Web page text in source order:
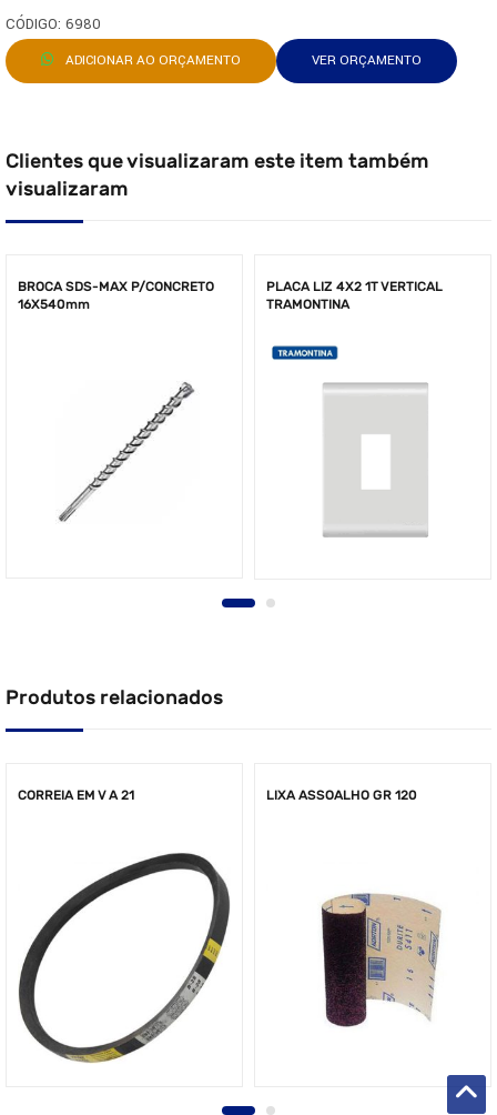
CÓDIGO: 6980
ADICIONAR AO ORÇAMENTO VER ORÇAMENTO
Clientes que visualizaram este item também
visualizaram
BROCA SDS-MAX P/CONCRETO
16X540mm
PLACA LIZ 4X2 1T VERTICAL
TRAMONTINA
Produtos relacionados
CORREIA EM V A 21 LIXA ASSOALHO GR 120